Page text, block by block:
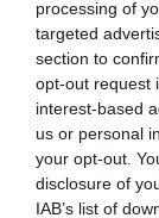
processing of
targeted
section to
opt-out request
interest-based
us or personal
your opt-out.
disclosure of
IAB’s list of
ευρώ
–
νησιών
* Σύνολο: